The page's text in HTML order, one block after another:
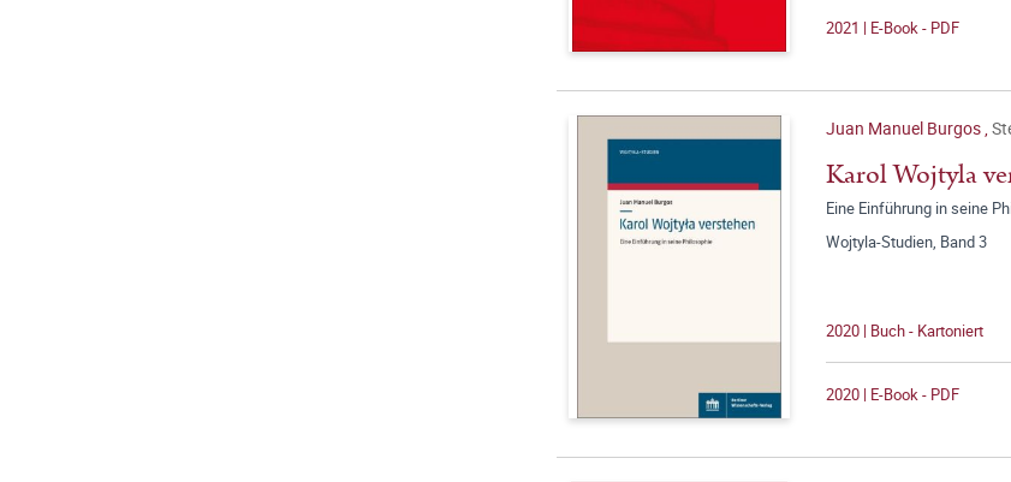
2021 | E-Book - PDF
Juan Manuel Burgos,
Karol Wojtyla
Eine Einführung in seine
Wojtyla-Studien, Band 3
2020 | Buch - Kartoniert
2020 | E-Book - PDF